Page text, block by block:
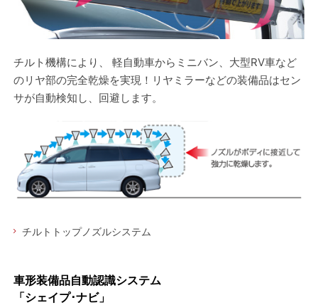
チルト機構により、 軽自動車からミニバン、大型RV車など
のリヤ部の完全乾燥を実現！リヤミラーなどの装備品はセン
サが自動検知し、回避します。
チルトトップノズルシステム
車形装備品自動認識システム
「シェイプ･ナビ」